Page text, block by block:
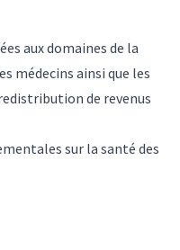
aux domaines de la
médecins ainsi que les
de revenus
sur la santé des